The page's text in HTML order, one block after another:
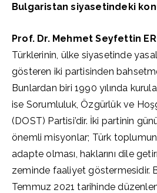
Bulgaristan siyasetindeki
Prof. Dr. Mehmet Seyfettin
Türklerinin, ülke siyasetinde
gösteren iki partisinden
Bunlardan biri 1990 yılında
ise Sorumluluk, Özgürlük ve
(DOST) Partisi’dir. İki partinin
önemli misyonlar; Türk
adapte olması, haklarını dile
zeminde faaliyet göstermesidir.
Temmuz 2021 tarihinde